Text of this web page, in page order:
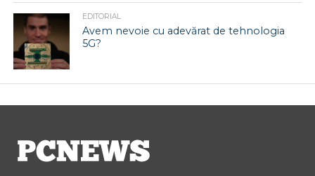
EDITORIAL
Avem nevoie cu adevărat de tehnologia
5G?